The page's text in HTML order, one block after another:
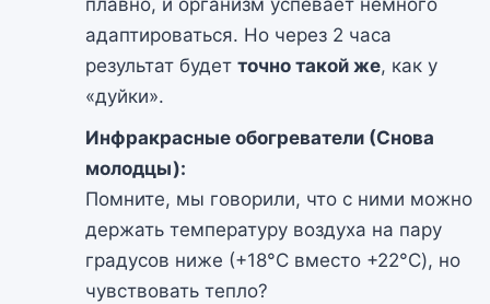
плавно, и организм успевает немного
адаптироваться. Но через 2 часа
результат будет точно такой же, как у
«дуйки».
Инфракрасные обогреватели (Снова
молодцы):
Помните, мы говорили, что с ними можно
держать температуру воздуха на пару
градусов ниже (+18°C вместо +22°C), но
чувствовать тепло?